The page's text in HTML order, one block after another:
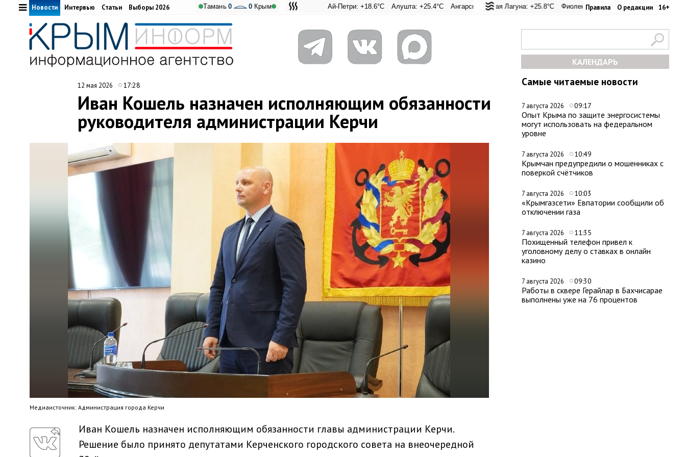
Правила О редакции 16+
Адмиральская Лагуна: +25.8°C Фиолент: +26.4°C Казачья бухта: +26.2°C
Ай-Петри: +18.6°C Алушта: +25.4°C Ангарский перевал: +20.6°C Евпатория: +26.2°C Керчь: +33.4°C Никитский сад:
Тамань 0 0 Крым
Новости Интервью Статьи Выборы 2026
КАЛЕНДАРЬ
Самые читаемые новости
7 августа 2026 09:17
Опыт Крыма по защите энергосистемы
могут использовать на федеральном
уровне
7 августа 2026 10:49
Крымчан предупредили о мошенниках с
поверкой счётчиков
7 августа 2026 10:03
«Крымгазсети» Евпатории сообщили об
отключении газа
7 августа 2026 11:35
Похищенный телефон привел к
уголовному делу о ставках в онлайн
казино
7 августа 2026 09:30
Работы в сквере Герайлар в Бахчисарае
выполнены уже на 76 процентов
12 мая 2026 17:28
Иван Кошель назначен исполняющим обязанности
руководителя администрации Керчи
Медиaисточник: Администрация города Керчи
Иван Кошель назначен исполняющим обязанности главы администрации Керчи.
Решение было принято депутатами Керченского городского совета на внеочередной